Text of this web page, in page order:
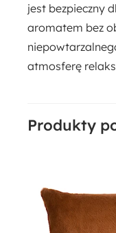
jest bezpieczny
aromatem bez
atmosferę
Produkty